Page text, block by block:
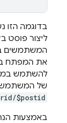
בדוגמה הזו
ליצור פוסט
המשתמשים
את המפתח
להשתמש
של
$postid
באמצעות